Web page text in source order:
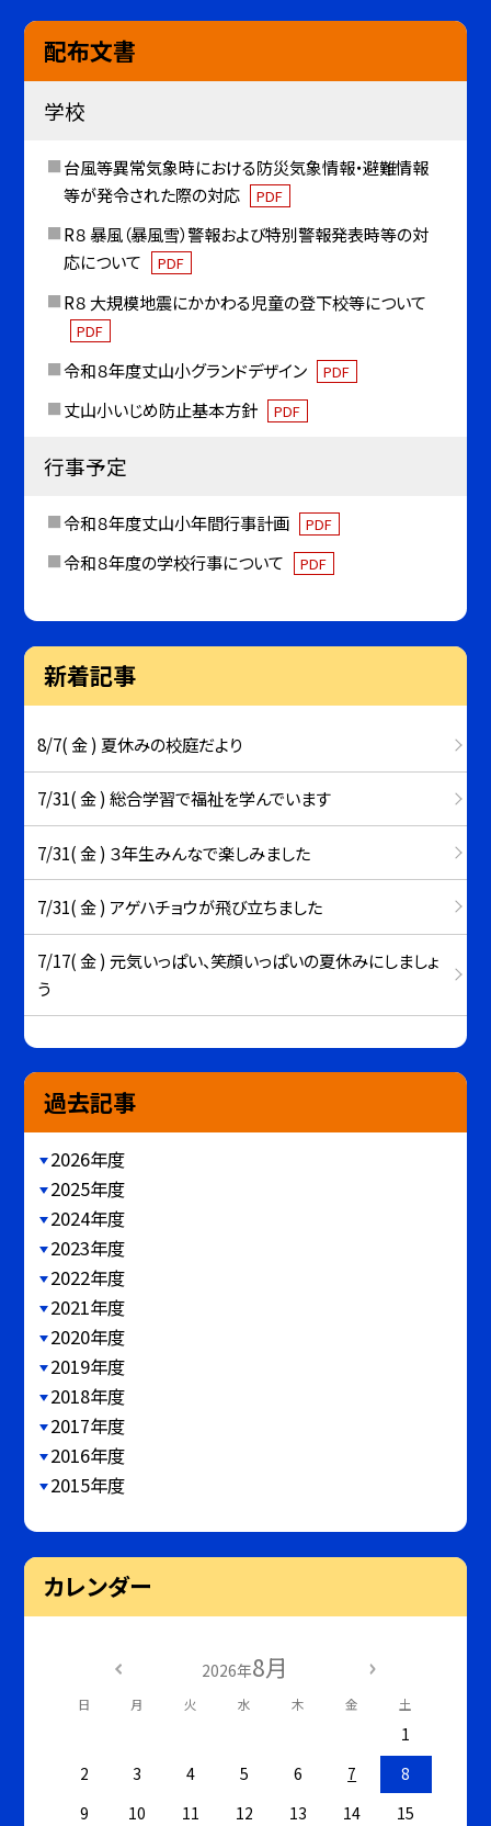
配布文書
学校
台風等異常気象時における防災気象情報・避難情報
等が発令された際の対応
PDF
R８ 暴風（暴風雪）警報および特別警報発表時等の対
応について
PDF
R８ 大規模地震にかかわる児童の登下校等について
PDF
令和８年度丈山小グランドデザイン PDF
丈山小いじめ防止基本方針 PDF
行事予定
令和８年度丈山小年間行事計画 PDF
令和８年度の学校行事について PDF
新着記事
8/7( 金 ) 夏休みの校庭だより
7/31( 金 ) 総合学習で福祉を学んでいます
7/31( 金 ) ３年生みんなで楽しみました
7/31( 金 ) アゲハチョウが飛び立ちました
7/17( 金 ) 元気いっぱい、笑顔いっぱいの夏休みにしましょ
う
過去記事
2026年度
2025年度
2024年度
2023年度
2022年度
2021年度
2020年度
2019年度
2018年度
2017年度
2016年度
2015年度
カレンダー
2026年8月
日 月 火 水 木 金 土
1
2
3 4 5 6 7
8
9
10 11 12 13 14
15